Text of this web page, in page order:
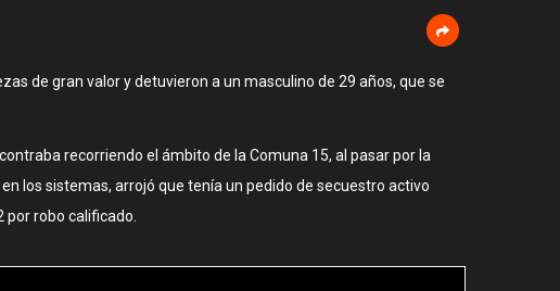
de gran valor y detuvieron a un masculino de 29 años, que se
recorriendo el ámbito de la Comuna 15, al pasar por la
los sistemas, arrojó que tenía un pedido de secuestro activo
robo calificado.